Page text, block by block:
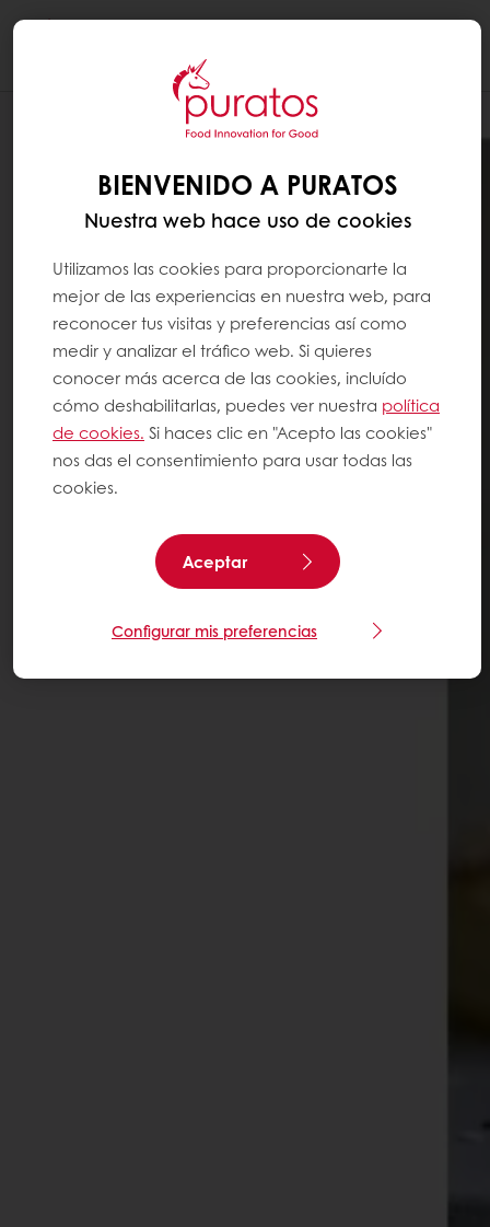
BIENVENIDO A PURATOS
Nuestra web hace uso de cookies
Utilizamos las cookies para proporcionarte la
mejor de las experiencias en nuestra web, para
reconocer tus visitas y preferencias así como
medir y analizar el tráfico web. Si quieres
conocer más acerca de las cookies, incluído
cómo deshabilitarlas, puedes ver nuestra política
de cookies. Si haces clic en "Acepto las cookies"
nos das el consentimiento para usar todas las
cookies.
Aceptar
Configurar mis preferencias